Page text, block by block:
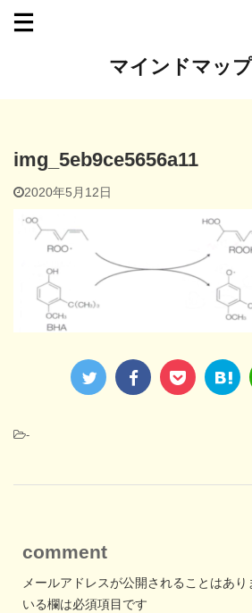
マインドマッ
img_5eb9ce5656a11
2020年5月12日
-
comment
メールアドレスが公開されることはあり
いる欄は必須項目です